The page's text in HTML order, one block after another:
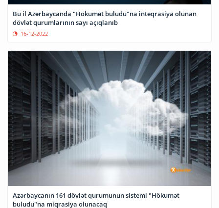
Bu il Azərbaycanda "Hökumət buludu"na inteqrasiya olunan
dövlət qurumlarının sayı açıqlanıb
16-12-2022
Azərbaycanın 161 dövlət qurumunun sistemi "Hökumət
buludu"na miqrasiya olunacaq